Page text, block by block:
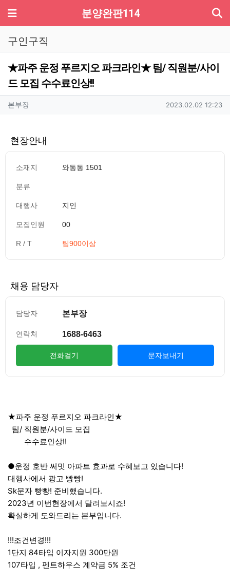
메뉴 분양완판114
구인구직
★파주 운정 푸르지오 파크라인★ 팀/ 직원분/사이
드 모집 수수료인상!!
작성자 정보
본부장작성 작성일
2023.02.02 12:23
현장안내
소재지 와동동 1501
분류
대행사 지인
모집인원 00
R / T 팀900이상
채용 담당자
담당자 본부장
연락처 1688-6463
전화걸기 문자보내기
본문
★파주 운정 푸르지오 파크라인★
팀/ 직원분/사이드 모집
수수료인상!!
●운정 호반 써밋 아파트 효과로 수혜보고 있습니다!
대행사에서 광고 빵빵!
Sk문자 빵빵! 준비했습니다.
2023년 이번현장에서 달려보시죠!
확실하게 도와드리는 본부입니다.
!!!조건변경!!!
1단지 84타입 이자지원 300만원
107타입 , 펜트하우스 계약금 5% 조건